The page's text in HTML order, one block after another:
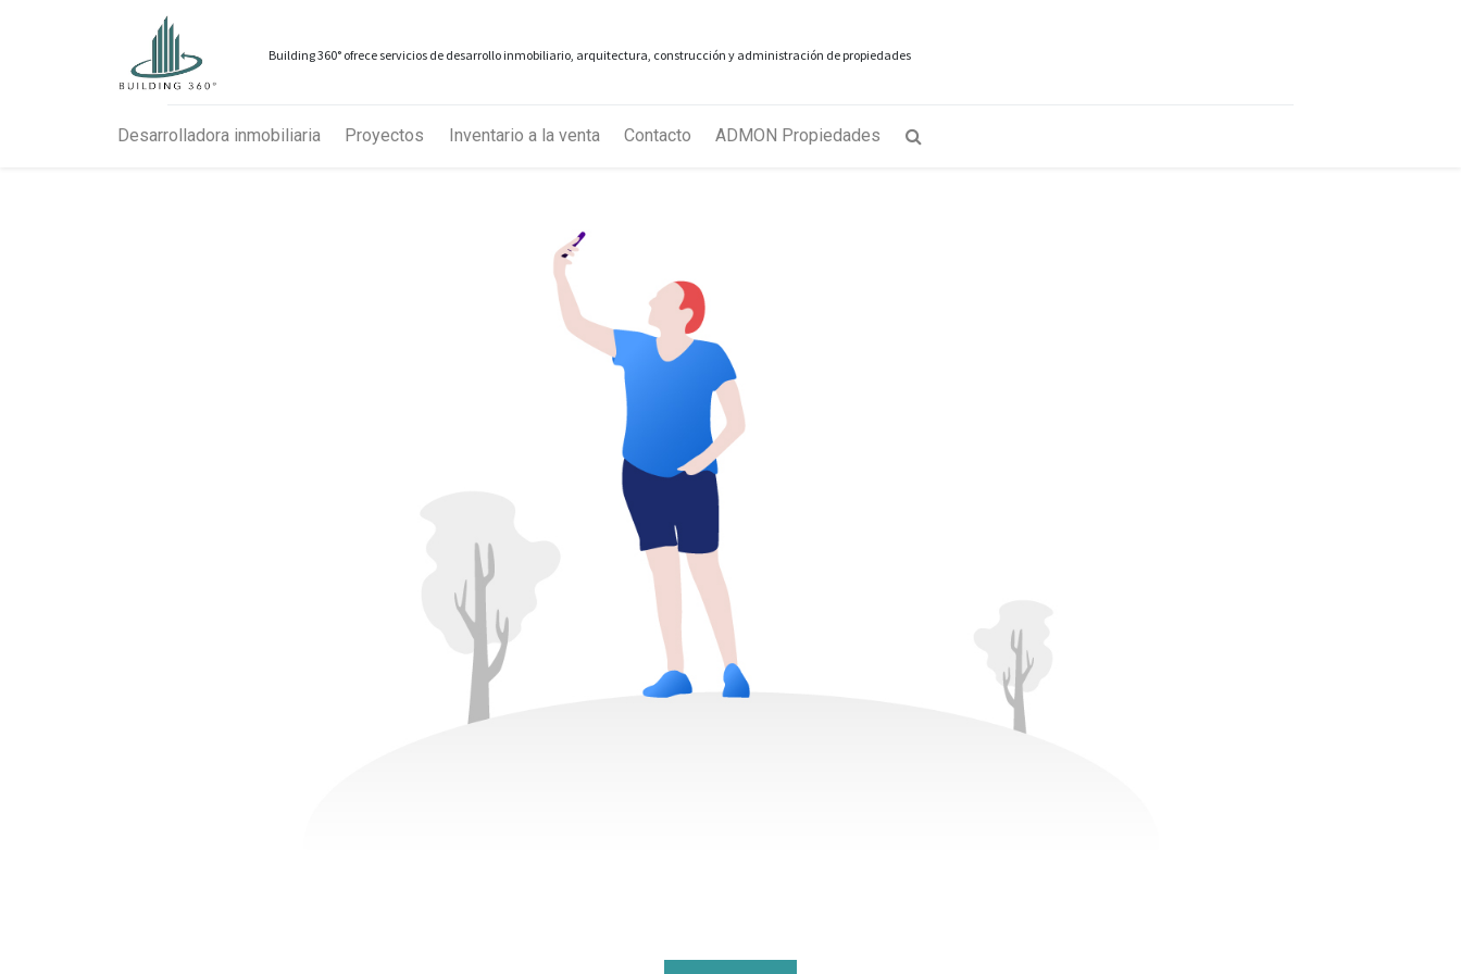
Building 360° ofrece servicios de desarrollo inmobiliario, arquitectura, construcción y administración de propiedades
Desarrolladora inmobiliaria Proyectos Inventario a la venta Contacto ADMON Propiedades